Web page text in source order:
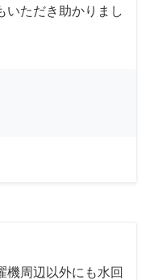
いただき助かりまし
機周辺以外にも水回